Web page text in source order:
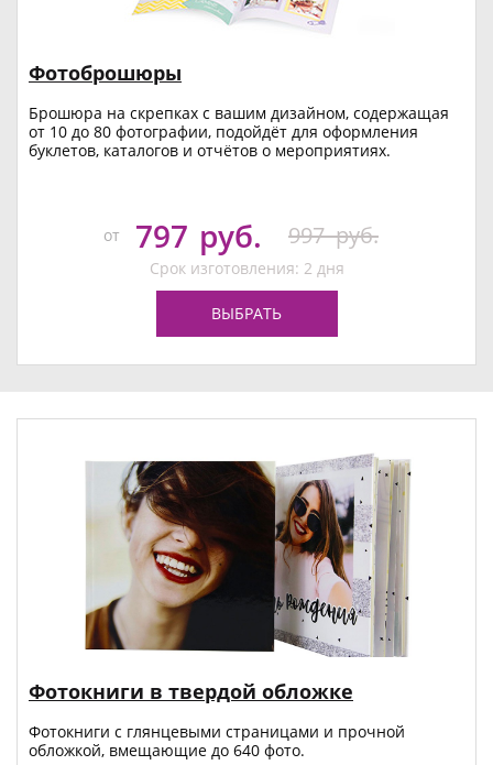
Фотоброшюры
Брошюра на скрепках с вашим дизайном, содержащая
от 10 до 80 фотографии, подойдёт для оформления
буклетов, каталогов и отчётов о мероприятиях.
от 797 руб. 997 руб.
Срок изготовления: 2 дня
ВЫБРАТЬ
Фотокниги в твердой обложке
Фотокниги с глянцевыми страницами и прочной
обложкой, вмещающие до 640 фото.